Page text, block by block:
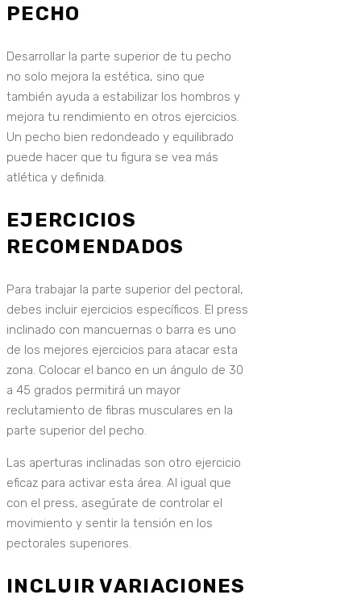
PECHO
Desarrollar la parte superior de tu pecho
no solo mejora la estética, sino que
también ayuda a estabilizar los hombros y
mejora tu rendimiento en otros ejercicios.
Un pecho bien redondeado y equilibrado
puede hacer que tu figura se vea más
atlética y definida.
EJERCICIOS
RECOMENDADOS
Para trabajar la parte superior del pectoral,
debes incluir ejercicios específicos. El press
inclinado con mancuernas o barra es uno
de los mejores ejercicios para atacar esta
zona. Colocar el banco en un ángulo de 30
a 45 grados permitirá un mayor
reclutamiento de fibras musculares en la
parte superior del pecho.
Las aperturas inclinadas son otro ejercicio
eficaz para activar esta área. Al igual que
con el press, asegúrate de controlar el
movimiento y sentir la tensión en los
pectorales superiores.
INCLUIR VARIACIONES